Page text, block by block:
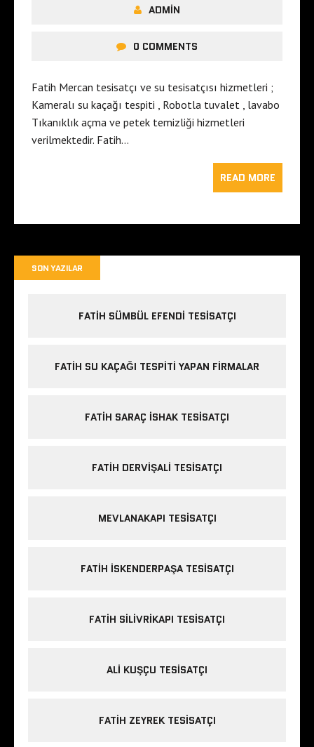
ADMIN
0 COMMENTS
Fatih Mercan tesisatçı ve su tesisatçısı hizmetleri ;
Kameralı su kaçağı tespiti , Robotla tuvalet , lavabo
Tıkanıklık açma ve petek temizliği hizmetleri
verilmektedir. Fatih…
READ MORE
SON YAZILAR
FATIH SÜMBÜL EFENDI TESISATÇI
FATIH SU KAÇAĞI TESPITI YAPAN FIRMALAR
FATIH SARAÇ ISHAK TESISATÇI
FATIH DERVIŞALI TESISATÇI
MEVLANAKAPI TESISATÇI
FATIH ISKENDERPAŞA TESISATÇI
FATIH SILIVRIKAPI TESISATÇI
ALI KUŞÇU TESISATÇI
FATIH ZEYREK TESISATÇI